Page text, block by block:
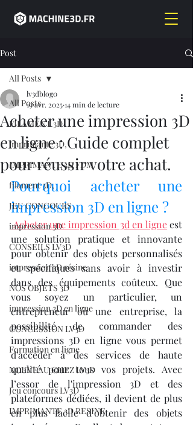
Post
All Posts
FILAMENT 3D
imprimante 3D,
IMPRIMANTE 3D FDM
filament 3D,
JEU CONCOURS
impression 3D
CONSEILS LV3D
impression 3D résine
NOS OBJETS 3D
impression 3D en ligne
CONCESSION LV3D
Formation en ligne
NOUVEAU CHEZ LV3D
Jeu concours LV3D
IMPRIMANTE 3D RESINE
All Posts
Acheter une impression 3D
en ligne : Guide complet
pour réussir votre achat.
lv3dblog0
19 avr. 202514 min de lecture
Pourquoi acheter une
impression 3D en ligne ?
Acheter une impression 3d en ligne est
une solution pratique et innovante
pour obtenir des objets personnalisés
et spécifiques sans avoir à investir
dans des équipements coûteux. Que
vous soyez un particulier, un
entrepreneur ou une entreprise, la
possibilité de commander des
impressions 3D en ligne vous permet
d’accéder à des services de haute
qualité pour tous vos projets. Avec
l’essor de l'impression 3D et des
plateformes dédiées, il devient de plus
en plus facile d’obtenir des objets